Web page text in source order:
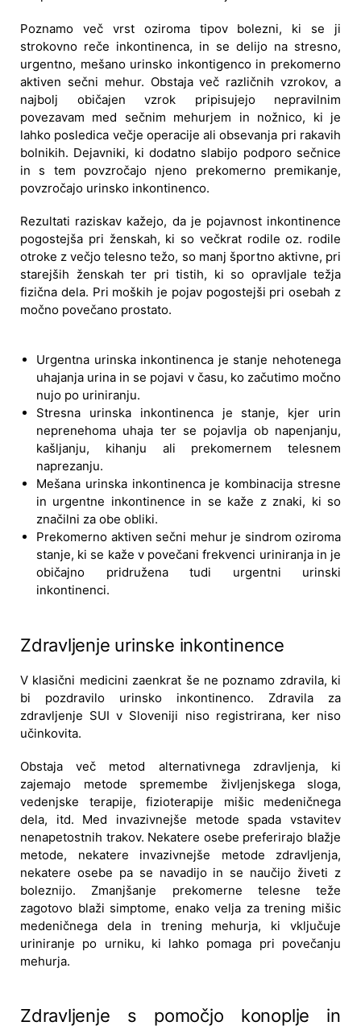
Poznamo več vrst oziroma tipov bolezni, ki se ji
strokovno reče inkontinenca, in se delijo na stresno,
urgentno, mešano urinsko inkontigenco in prekomerno
aktiven sečni mehur. Obstaja več različnih vzrokov, a
najbolj običajen vzrok pripisujejo nepravilnim
povezavam med sečnim mehurjem in nožnico, ki je
lahko posledica večje operacije ali obsevanja pri rakavih
bolnikih. Dejavniki, ki dodatno slabijo podporo sečnice
in s tem povzročajo njeno prekomerno premikanje,
povzročajo urinsko inkontinenco.
Rezultati raziskav kažejo, da je pojavnost inkontinence
pogostejša pri ženskah, ki so večkrat rodile oz. rodile
otroke z večjo telesno težo, so manj športno aktivne, pri
starejših ženskah ter pri tistih, ki so opravljale težja
fizična dela. Pri moških je pojav pogostejši pri osebah z
močno povečano prostato.
Urgentna urinska inkontinenca je stanje nehotenega
uhajanja urina in se pojavi v času, ko začutimo močno
nujo po uriniranju.
Stresna urinska inkontinenca je stanje, kjer urin
neprenehoma uhaja ter se pojavlja ob napenjanju,
kašljanju, kihanju ali prekomernem telesnem
naprezanju.
Mešana urinska inkontinenca je kombinacija stresne
in urgentne inkontinence in se kaže z znaki, ki so
značilni za obe obliki.
Prekomerno aktiven sečni mehur je sindrom oziroma
stanje, ki se kaže v povečani frekvenci uriniranja in je
običajno pridružena tudi urgentni urinski
inkontinenci.
Zdravljenje urinske inkontinence
V klasični medicini zaenkrat še ne poznamo zdravila, ki
bi pozdravilo urinsko inkontinenco. Zdravila za
zdravljenje SUI v Sloveniji niso registrirana, ker niso
učinkovita.
Obstaja več metod alternativnega zdravljenja, ki
zajemajo metode spremembe življenjskega sloga,
vedenjske terapije, fizioterapije mišic medeničnega
dela, itd. Med invazivnejše metode spada vstavitev
nenapetostnih trakov. Nekatere osebe preferirajo blažje
metode, nekatere invazivnejše metode zdravljenja,
nekatere osebe pa se navadijo in se naučijo živeti z
boleznijo. Zmanjšanje prekomerne telesne teže
zagotovo blaži simptome, enako velja za trening mišic
medeničnega dela in trening mehurja, ki vključuje
uriniranje po urniku, ki lahko pomaga pri povečanju
mehurja.
Zdravljenje s pomočjo konoplje in